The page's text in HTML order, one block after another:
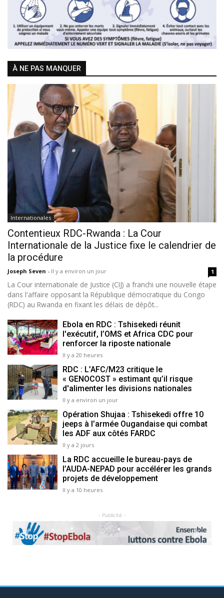
À NE PAS MANQUER
Internationales
Contentieux RDC-Rwanda : La Cour
Internationale de la Justice fixe le calendrier de
la procédure
Joseph Seven - Il y a environ un jour 1
La Cour internationale de Justice (CIJ) a franchi une nouvelle étape
dans l'affaire opposant la République démocratique du Congo
(RDC) au Rwanda en fixant les délais de dépôt...
Ebola en RDC : Tshisekedi réunit
l'exécutif, l’OMS et Africa CDC pour
renforcer la riposte nationale
Il y a 20 heures
RDC : L’AFC/M23 critique le
« GENOCOST » estimant qu’il risque
d'alimenter les divisions nationales
Il y a environ un jour
Opération Shujaa : Tshisekedi offre 10
jeeps à l’armée Ougandaise qui combat
les ADF aux côtés FARDC
Il y a 2 jours
La RDC accueille le bureau-pays de
l’AUDA-NEPAD pour accélérer les grands
projets de développement
Il y a 10 heures
- Publicité -
Previous Next